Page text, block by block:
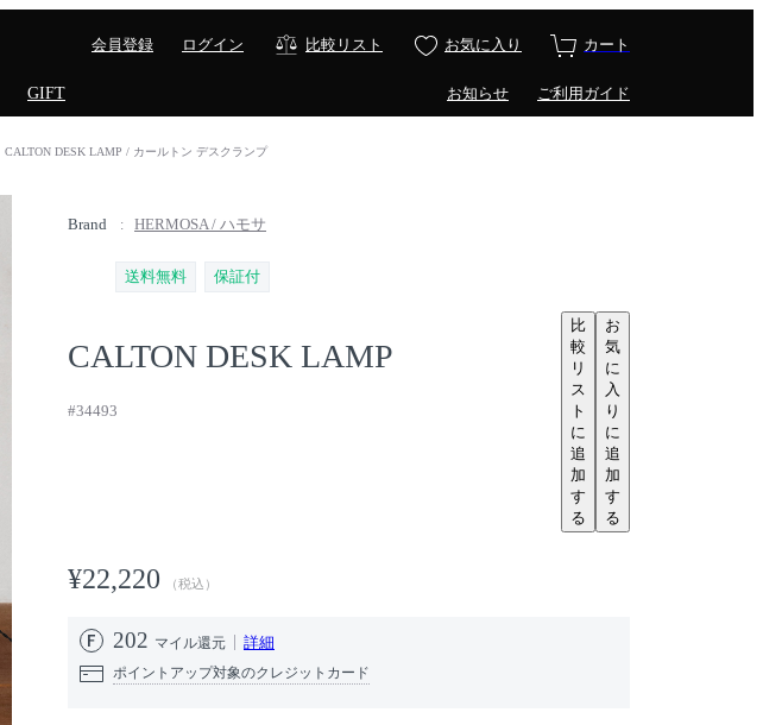
会員登録 ログイン 比較リスト お気に入り カート
GIFT お知らせ ご利用ガイド
CALTON DESK LAMP / カールトン デスクランプ
Brand HERMOSA / ハモサ
送料無料 保証付
CALTON DESK LAMP
#34493
比
較
リ
ス
ト
に
追
加
す
る
お
気
に
入
り
に
追
加
す
る
¥22,220 （税込）
202 マイル還元 詳細
ポイントアップ対象のクレジットカード